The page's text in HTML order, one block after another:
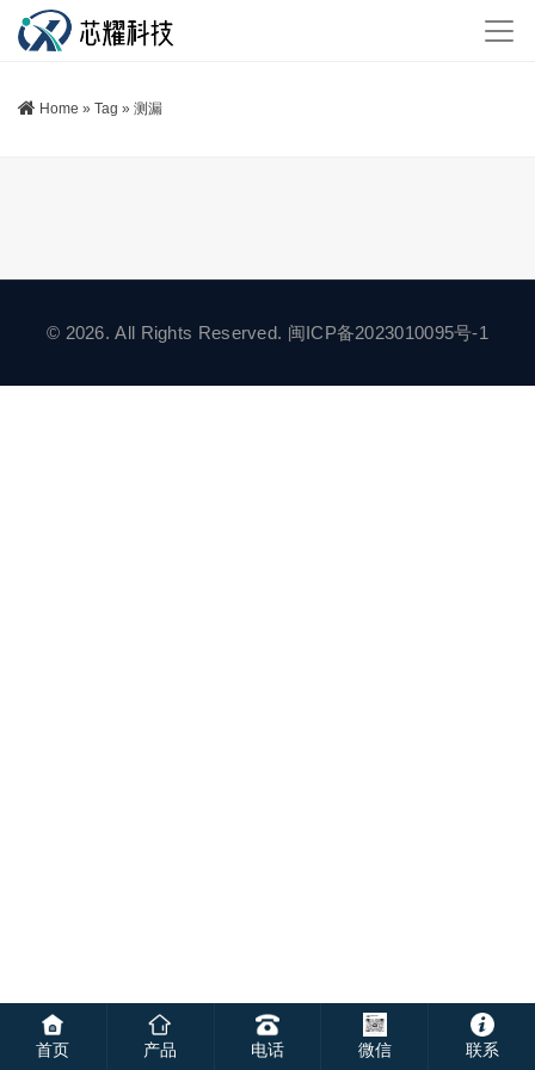
Home » Tag » 测漏
© 2026. All Rights Reserved. 闽ICP备2023010095号-1
首页 产品 电话 微信 联系